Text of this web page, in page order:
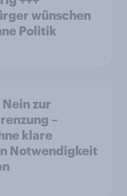
wünschen
Politik
zur
–
klare
Notwendigkeit